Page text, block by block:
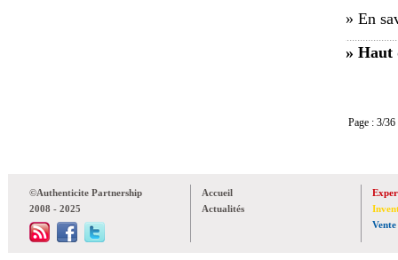
» En
» Haut
Page : 3/
©Authenticite Partnership
2008 - 2025
Accueil
Actualités
Vente